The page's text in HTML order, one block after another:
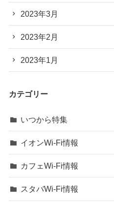
2023年3月
2023年2月
2023年1月
カテゴリー
いつから特集
イオンWi-Fi情報
カフェWi-Fi情報
スタバWi-Fi情報